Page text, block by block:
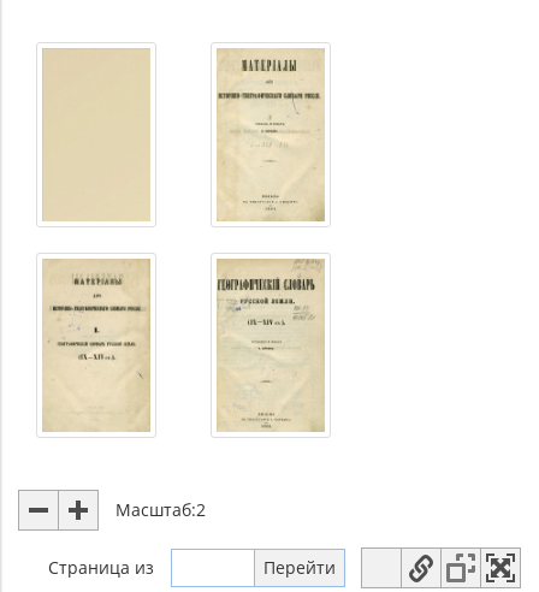
Масштаб:2
Страница из